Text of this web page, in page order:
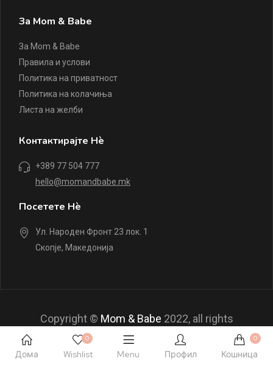
За Mom & Babe
За Mom & Babe
Правила и услови
Политика на приватност
Политика на колачиња
Листа на желби
Контактирајте Нè
+389 77 504 777
hello@momandbabe.mk
Посетете Нè
Ул. Народен Фронт 23 лок. 1
Скопје, Македонија
Copyright © Mom & Babe 2022, all rights
reserved.
Дома
0
Wishlist Menu Профил
0
Кошница